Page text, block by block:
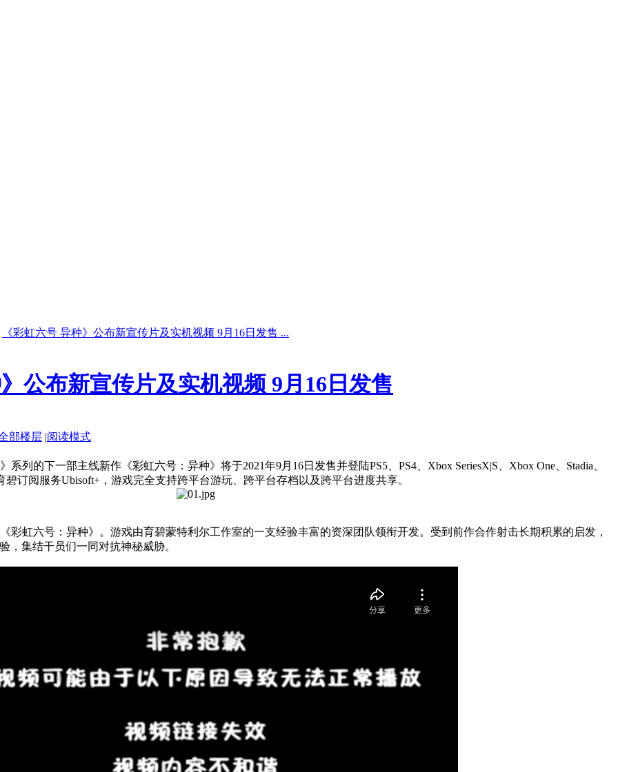
《彩虹六号 异种》公布新宣传片及实机视频 9月16日发售 ...
公布新宣传片及实机视频 9月16日发售
部楼层 |阅读模式
列的下一部主线新作《彩虹六号：异种》将于2021年9月16日发售并登陆PS5、PS4、Xbox SeriesX|S、Xbox One、Stadia、
碧订阅服务Ubisoft+，游戏完全支持跨平台游玩、跨平台存档以及跨平台进度共享。
彩虹六号：异种》。游戏由育碧蒙特利尔工作室的一支经验丰富的资深团队领衔开发。受到前作合作射击长期积累的启发，
，集结干员们一同对抗神秘威胁。